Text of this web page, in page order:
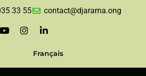
33 55 contact@djarama.ong
Français